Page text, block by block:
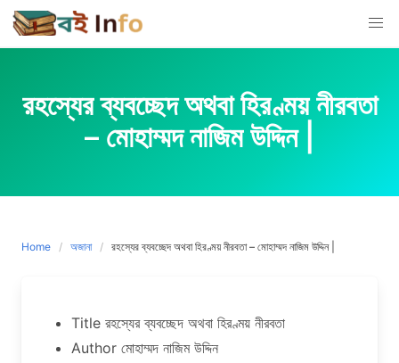
Skip
to
content
রহস্যের ব্যবচ্ছেদ অথবা হিরণ্ময় নীরবতা
– মোহাম্মদ নাজিম উদ্দিন |
Home অজানা রহস্যের ব্যবচ্ছেদ অথবা হিরণ্ময় নীরবতা – মোহাম্মদ নাজিম উদ্দিন |
Title রহস্যের ব্যবচ্ছেদ অথবা হিরণ্ময় নীরবতা
Author মোহাম্মদ নাজিম উদ্দিন